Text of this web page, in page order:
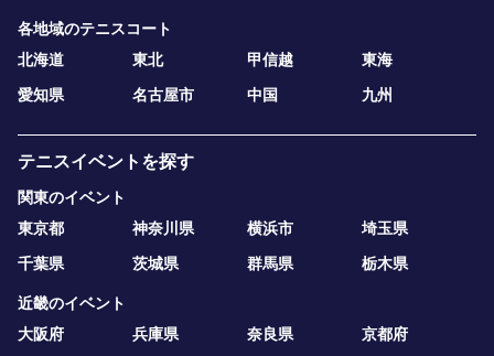
各地域のテニスコート
北海道
東北 甲信越
東海
愛知県
名古屋市 中国 九州
テニスイベントを探す
関東のイベント
東京都
神奈川県 横浜市
埼玉県
千葉県
茨城県 群馬県 栃木県
近畿のイベント
大阪府
兵庫県 奈良県
京都府